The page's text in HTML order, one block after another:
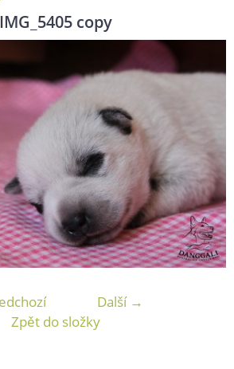
IMG_5405 copy
Další →
Zpět do složky